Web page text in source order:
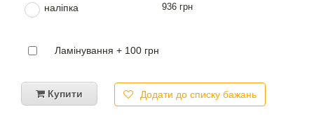
наліпка 936 грн
Ламінування + 100 грн
Купити Додати до списку бажань